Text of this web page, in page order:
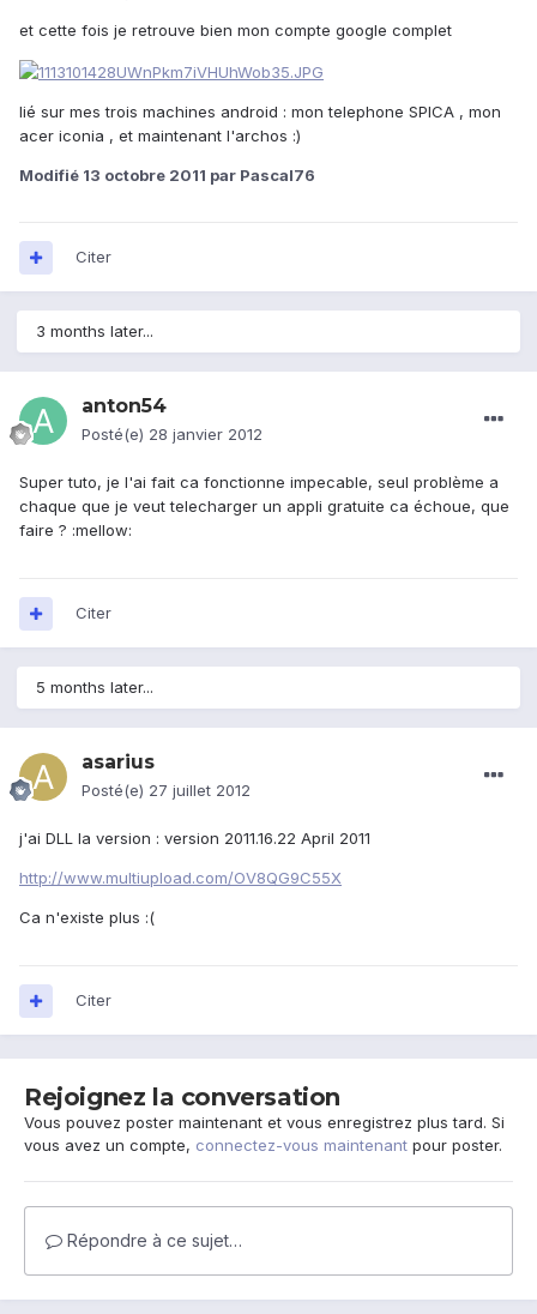
et cette fois je retrouve bien mon compte google complet
lié sur mes trois machines android : mon telephone SPICA , mon
acer iconia , et maintenant l'archos :)
Modifié 13 octobre 2011 par Pascal76
Citer
3 months later...
anton54
Posté(e) 28 janvier 2012
Super tuto, je l'ai fait ca fonctionne impecable, seul problème a
chaque que je veut telecharger un appli gratuite ca échoue, que
faire ? :mellow:
Citer
5 months later...
asarius
Posté(e) 27 juillet 2012
j'ai DLL la version : version 2011.16.22 April 2011
http://www.multiupload.com/OV8QG9C55X
Ca n'existe plus :(
Citer
Rejoignez la conversation
Vous pouvez poster maintenant et vous enregistrez plus tard. Si
vous avez un compte, connectez-vous maintenant pour poster.
Répondre à ce sujet…